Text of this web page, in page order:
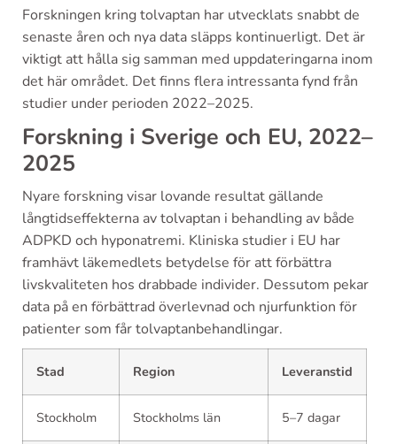
Forskningen kring tolvaptan har utvecklats snabbt de
senaste åren och nya data släpps kontinuerligt. Det är
viktigt att hålla sig samman med uppdateringarna inom
det här området. Det finns flera intressanta fynd från
studier under perioden 2022–2025.
Forskning i Sverige och EU, 2022–
2025
Nyare forskning visar lovande resultat gällande
långtidseffekterna av tolvaptan i behandling av både
ADPKD och hyponatremi. Kliniska studier i EU har
framhävt läkemedlets betydelse för att förbättra
livskvaliteten hos drabbade individer. Dessutom pekar
data på en förbättrad överlevnad och njurfunktion för
patienter som får tolvaptanbehandlingar.
Stad Region Leveranstid
Stockholm Stockholms län 5–7 dagar